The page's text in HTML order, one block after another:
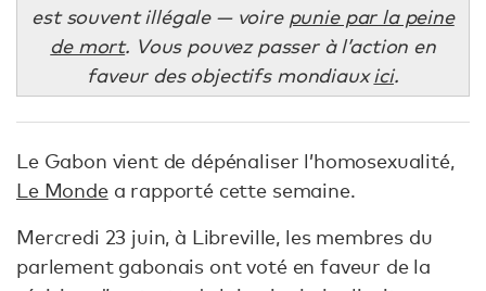
est souvent illégale — voire punie par la peine
de mort. Vous pouvez passer à l’action en
faveur des objectifs mondiauxici.
Le Gabon vient de dépénaliser l’homosexualité,
Le Mondea rapporté cette semaine.
Mercredi 23 juin, à Libreville, les membres du
parlement gabonais ont voté en faveur de la